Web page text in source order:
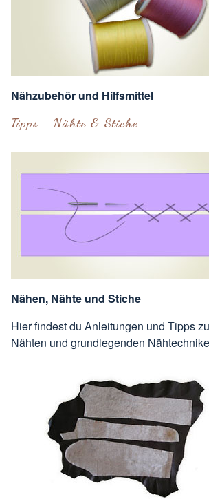
Nähzubehör und Hilfsmittel
Tipps - Nähte & Stiche
Nähen, Nähte und Stiche
Hier findest du Anleitungen und Tipps
Nähten und grundlegenden